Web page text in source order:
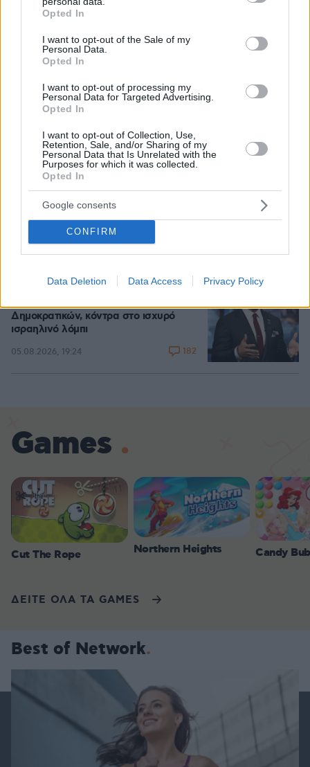
grant or deny consent to Google and its third-party tags to
use your data for below specified purposes in below Google
consent section.
Opted In
I want to opt-out of the Sale of my
Personal Data.
Opted In
I want to opt-out of processing my
Personal Data for Targeted Advertising.
Opted In
I want to opt-out of Collection, Use,
Retention, Sale, and/or Sharing of my
Personal Data that Is Unrelated with the
Purposes for which it was collected.
Opted In
Google consents
CONFIRM
Data Deletion Data Access Privacy Policy
«Χρυσά» θωρηκτά: Έως 275 δισ.
δολάρια θα κοστίσει ο στόλος της
κλάσης «Ντόναλντ Τραμπ»
06.08.2026, 01:32
Οι τρεις λόγοι που ο Κυριάκος
Μητσοτάκης πάει τις κάλπες για Μάιο
05.08.2026, 10:13 451
Αμπντούλ Ελ Σαγέντ: Ο
μουσουλμάνος γιατρός από το
Μίσιγκαν που κέρδισε το χρίσμα των
Δημοκρατικών, κόντρα στο ισχυρό
ισραηλινό λόμπι
05.08.2026, 19:24 182
Games
Cut The Rope Northern Heights Candy
ΔΕΙΤΕ ΟΛΑ ΤΑ GAMES
Best of Network